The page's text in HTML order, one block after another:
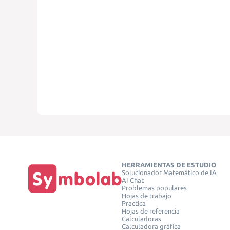
HERRAMIENTAS DE ESTUDIO
Solucionador Matemático de IA
AI Chat
Problemas populares
Hojas de trabajo
Practica
Hojas de referencia
Calculadoras
Calculadora gráfica